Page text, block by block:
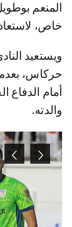
المنعم
خاص،
ويستعيد
حركاس،
أمام الدفاع
والدته.